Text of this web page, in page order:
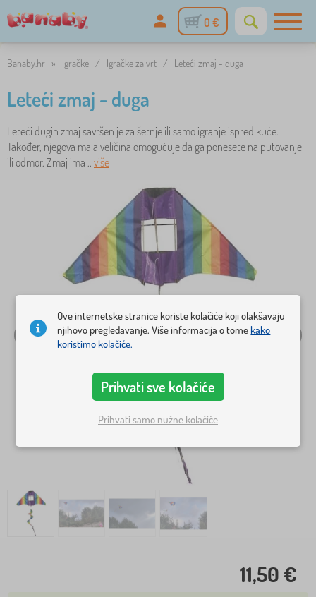
0 €
Banaby.hr » Igračke / Igračke za vrt / Leteći zmaj - duga
Leteći zmaj - duga
Leteći dugin zmaj savršen je za šetnje ili samo igranje ispred kuće.
Također, njegova mala veličina omogućuje da ga ponesete na putovanje
ili odmor. Zmaj ima .. više
11,50 €
Ove internetske stranice koriste kolačiće koji olakšavaju
njihovo pregledavanje. Više informacija o tomekako
koristimo kolačiće.
Prihvati sve kolačiće
Prihvati samo nužne kolačiće